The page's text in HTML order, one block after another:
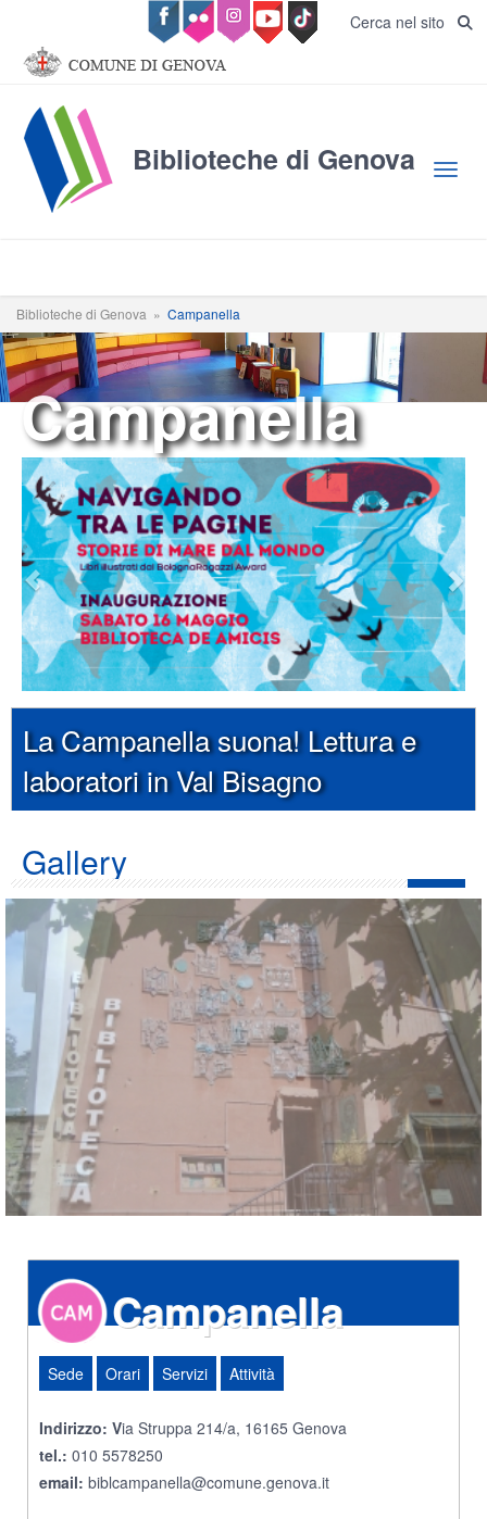
Salta al contenuto principale Cerca nel sito
Biblioteche di Genova
Biblioteche di Genova » Campanella
La Campanella suona! Lettura e
laboratori in Val Bisagno
Campanella
Gallery
Campanella
Sede Orari Servizi Attività
Indirizzo: Via Struppa 214/a, 16165 Genova
tel.: 010 5578250
email: biblcampanella@comune.genova.it